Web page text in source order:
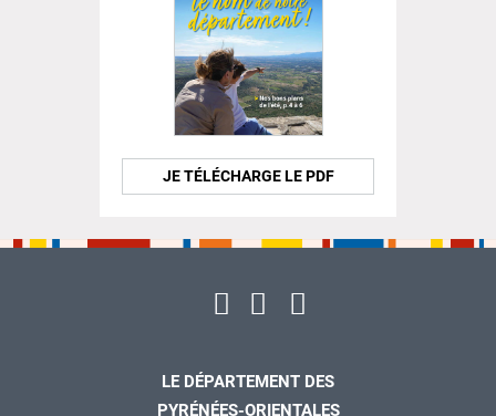
JE TÉLÉCHARGE LE PDF
LE DÉPARTEMENT DES
PYRÉNÉES-ORIENTALES